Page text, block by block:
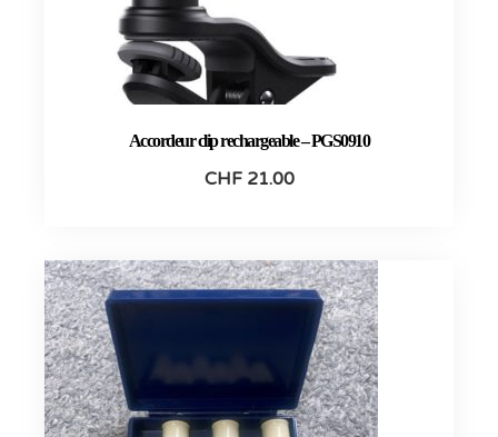
Accordeur clip rechargeable – PGS0910
CHF21.00